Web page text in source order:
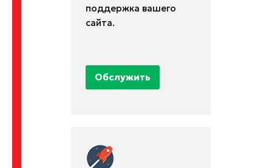
поддержка вашего
сайта.
Обслужить